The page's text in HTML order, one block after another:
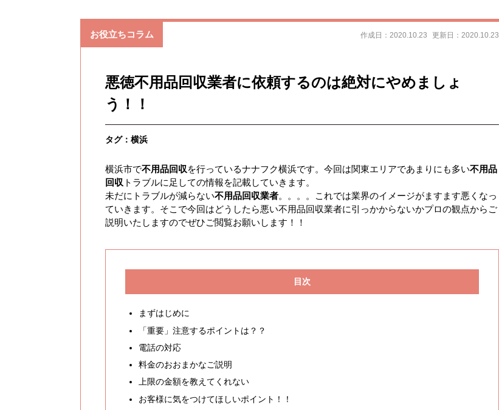
お役立ちコラム 作成日：2020.10.23 更新日：2020.10.23
悪徳不用品回収業者に依頼するのは絶対にやめましょ
う！！
タグ： 横浜
横浜市で不用品回収を行っているナナフク横浜です。今回は関東エリアであまりにも多い不用品
回収 トラブルに足しての情報を記載していきます。
未だにトラブルが減らない不用品回収業者。。。。これでは業界のイメージがますます悪くなっ
ていきます。そこで今回はどうしたら悪い不用品回収業者に引っかからないかプロの観点からご
説明いたしますのでぜひご閲覧お願いします！！
目次
まずはじめに
「重要」注意するポイントは？？
電話の対応
料金のおおまかなご説明
上限の金額を教えてくれない
お客様に気をつけてほしいポイント！！